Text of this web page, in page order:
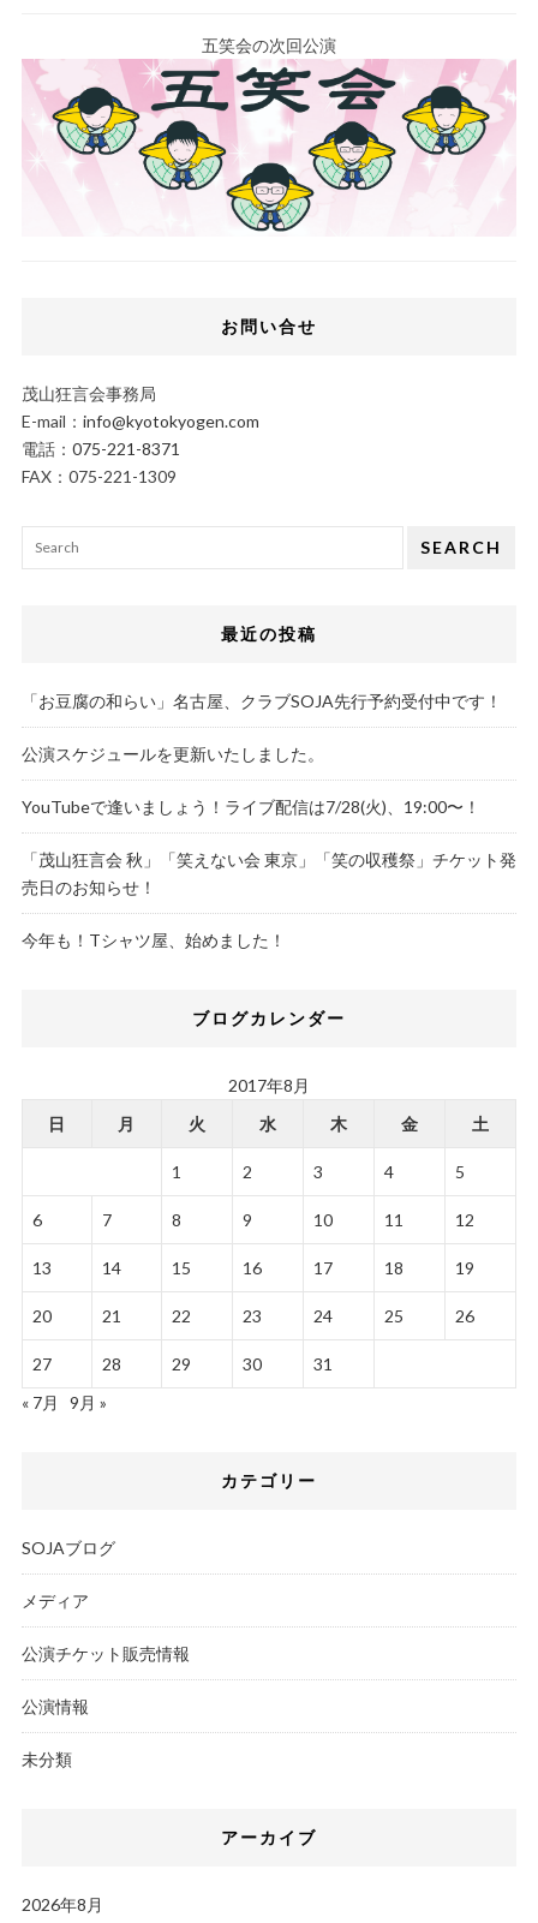
五笑会の次回公演
お問い合せ
茂山狂言会事務局
E-mail： info@kyotokyogen.com
電話： 075-221-8371
FAX：075-221-1309
SEARCH
最近の投稿
「お豆腐の和らい」名古屋、クラブSOJA先行予約受付中です！
公演スケジュールを更新いたしました。
YouTubeで逢いましょう！ライブ配信は7/28(火)、19:00〜！
「茂山狂言会 秋」「笑えない会 東京」「笑の収穫祭」チケット発
売日のお知らせ！
今年も！Tシャツ屋、始めました！
ブログカレンダー
2017年8月
日
月 火 水 木 金 土
1 2 3 4 5
6 7 8 9 10 11 12
13 14 15 16 17 18 19
20 21 22 23 24 25 26
27 28 29 30
31
« 7月
9月 »
カテゴリー
SOJAブログ
メディア
公演チケット販売情報
公演情報
未分類
アーカイブ
2026年8月